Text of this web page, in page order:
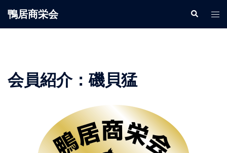
鴨居商栄会
会員紹介：磯貝猛